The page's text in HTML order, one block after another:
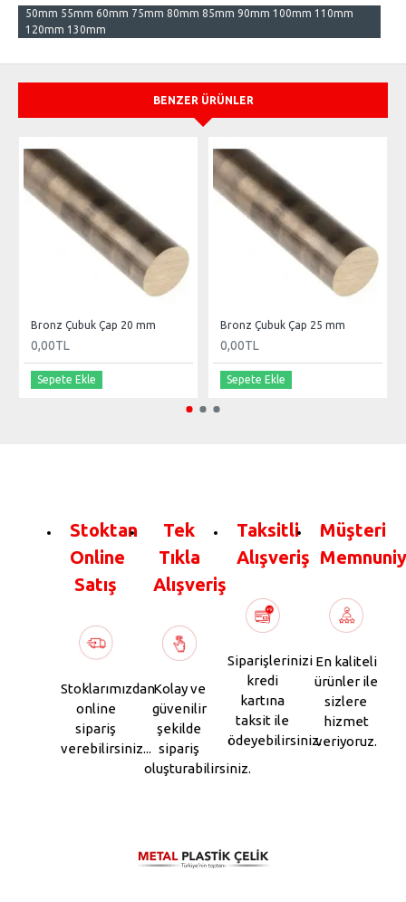
50mm 55mm 60mm 75mm 80mm 85mm 90mm 100mm 110mm
120mm 130mm
BENZER ÜRÜNLER
Bronz Çubuk Çap 20 mm
0,00TL
Sepete Ekle
Bronz Çubuk Çap 25 mm
0,00TL
Sepete Ekle
Stoktan
Online
Satış
Stoklarımızdan
online
sipariş
verebilirsiniz...
Tek
Tıkla
Alışveriş
Kolay ve
güvenilir
şekilde
sipariş
oluşturabilirsiniz.
Taksitli
Alışveriş
Siparişlerinizi
kredi
kartına
taksit ile
ödeyebilirsiniz.
Müşteri
En kaliteli
ürünler ile
sizlere
hizmet
veriyoruz.